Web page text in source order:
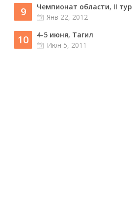
9
Чемпионат области, II тур
Янв 22, 2012
10
4-5 июня, Тагил
Июн 5, 2011